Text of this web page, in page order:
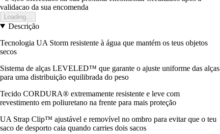
validacao da sua encomenda
Loading...
Descrição
Tecnologia UA Storm resistente à água que mantém os teus objetos
secos
Sistema de alças LEVELED™ que garante o ajuste uniforme das alças
para uma distribuição equilibrada do peso
Tecido CORDURA® extremamente resistente e leve com
revestimento em poliuretano na frente para mais proteção
UA Strap Clip™ ajustável e removível no ombro para evitar que o teu
saco de desporto caia quando carries dois sacos